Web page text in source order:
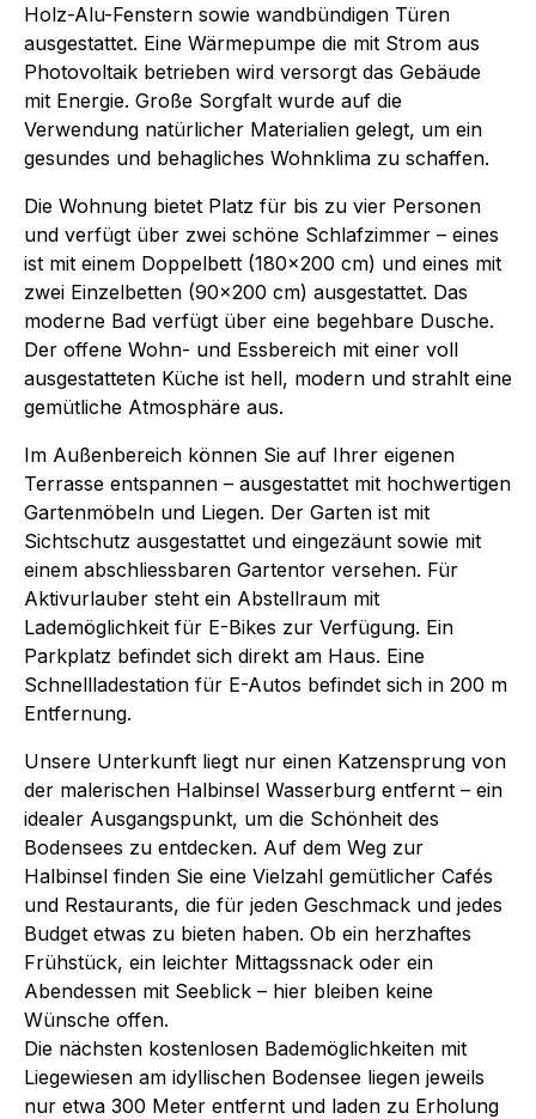
Holz-Alu-Fenstern sowie wandbündigen Türen
ausgestattet. Eine Wärmepumpe die mit Strom aus
Photovoltaik betrieben wird versorgt das Gebäude
mit Energie. Große Sorgfalt wurde auf die
Verwendung natürlicher Materialien gelegt, um ein
gesundes und behagliches Wohnklima zu schaffen.
Die Wohnung bietet Platz für bis zu vier Personen
und verfügt über zwei schöne Schlafzimmer – eines
ist mit einem Doppelbett (180x200 cm) und eines mit
zwei Einzelbetten (90x200 cm) ausgestattet. Das
moderne Bad verfügt über eine begehbare Dusche.
Der offene Wohn- und Essbereich mit einer voll
ausgestatteten Küche ist hell, modern und strahlt eine
gemütliche Atmosphäre aus.
Im Außenbereich können Sie auf Ihrer eigenen
Terrasse entspannen – ausgestattet mit hochwertigen
Gartenmöbeln und Liegen. Der Garten ist mit
Sichtschutz ausgestattet und eingezäunt sowie mit
einem abschliessbaren Gartentor versehen. Für
Aktivurlauber steht ein Abstellraum mit
Lademöglichkeit für E-Bikes zur Verfügung. Ein
Parkplatz befindet sich direkt am Haus. Eine
Schnellladestation für E-Autos befindet sich in 200 m
Entfernung.
Unsere Unterkunft liegt nur einen Katzensprung von
der malerischen Halbinsel Wasserburg entfernt – ein
idealer Ausgangspunkt, um die Schönheit des
Bodensees zu entdecken. Auf dem Weg zur
Halbinsel finden Sie eine Vielzahl gemütlicher Cafés
und Restaurants, die für jeden Geschmack und jedes
Budget etwas zu bieten haben. Ob ein herzhaftes
Frühstück, ein leichter Mittagssnack oder ein
Abendessen mit Seeblick – hier bleiben keine
Wünsche offen.
Die nächsten kostenlosen Bademöglichkeiten mit
Liegewiesen am idyllischen Bodensee liegen jeweils
nur etwa 300 Meter entfernt und laden zu Erholung